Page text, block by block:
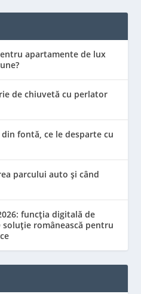
apartamente de lux
de chiuvetă cu perlator
fontă, ce le desparte cu
parcului auto și când
funcția digitală de
românească pentru